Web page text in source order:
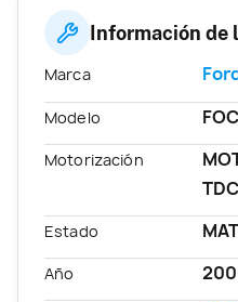
Información de
Marca
Modelo
Motorización
Estado
Año